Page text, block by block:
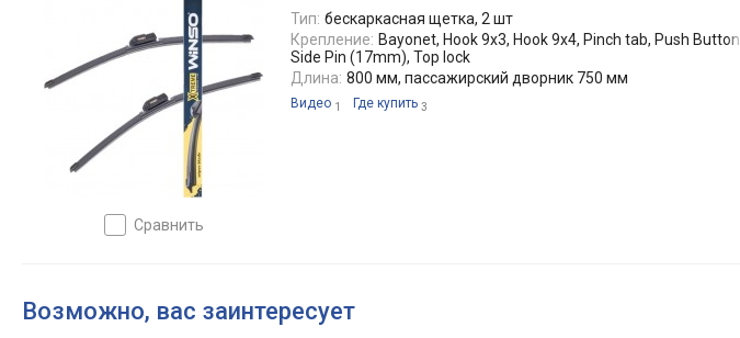
сравнить
Тип: бескаркасная щетка, 2 шт
Крепление: Bayonet, Hook 9x3, Hook 9x4, Pinch tab, Push Button,
Side Pin (17mm), Top lock
Длина: 800 мм, пассажирский дворник 750 мм
Видео 1 Где купить 3
Возможно, вас заинтересует